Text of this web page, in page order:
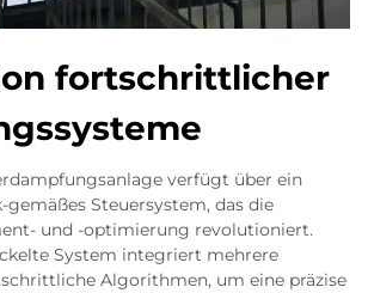
fortschrittlicher
verfügt über ein
gemäßes Steuersystem, das die
und -optimierung revolutioniert.
System integriert mehrere
Algorithmen, um eine präzise